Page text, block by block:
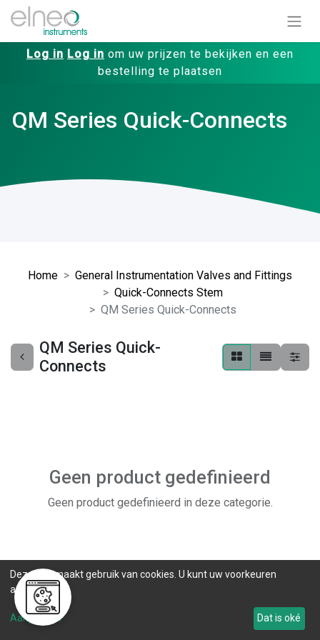
Log in Log in om uw prijzen te bekijken en een
bestelling te plaatsen
QM Series Quick-Connects
Home
General Instrumentation Valves and Fittings
Quick-Connects Stem
QM Series Quick-Connects
QM Series Quick-
Connects
Geen product gedefinieerd
Geen product gedefinieerd in deze categorie.
Deze site maakt gebruik van cookies. U kunt uw voorkeuren
aanpassen.
Aanpassen Dat is oké